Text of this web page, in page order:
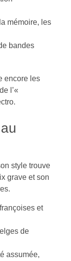
mémoire, les
bandes
encore les
l’«
style trouve
grave et son
et
de
assumée,